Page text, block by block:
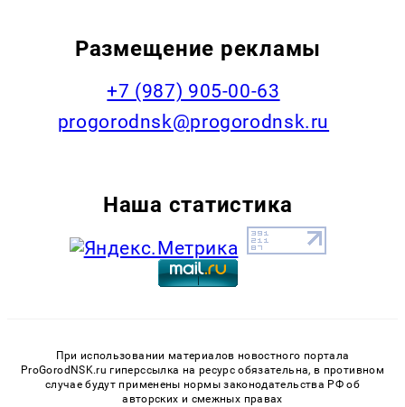
Размещение рекламы
+7 (987) 905-00-63
progorodnsk@progorodnsk.ru
Наша статистика
При использовании материалов новостного портала
ProGorodNSK.ru гиперссылка на ресурс обязательна, в противном
случае будут применены нормы законодательства РФ об
авторских и смежных правах